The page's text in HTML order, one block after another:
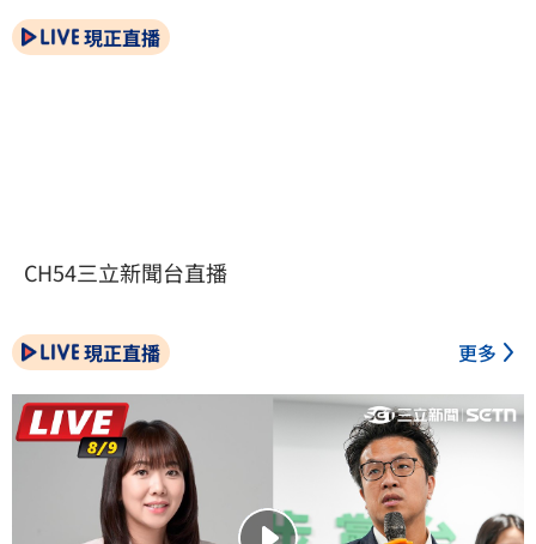
現正直播
CH54三立新聞台直播
現正直播 更多